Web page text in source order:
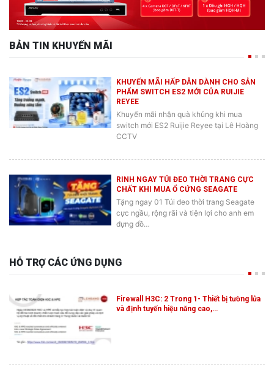
BẢN TIN KHUYẾN MÃI
KHUYẾN MÃI HẤP DẪN DÀNH CHO SẢN
PHẨM SWITCH ES2 MỚI CỦA RUIJIE
REYEE
Khuyến mãi nhận quà khủng khi mua
switch mới ES2 Ruijie Reyee tại Lê Hoàng
CCTV
RINH NGAY TÚI ĐEO THỜI TRANG CỰC
CHẤT KHI MUA Ổ CỨNG SEAGATE
Tặng ngay 01 Túi đeo thời trang Seagate
cực ngầu, rộng rãi và tiện lợi cho anh em
đựng đồ…
HỖ TRỢ CÁC ỨNG DỤNG
Firewall H3C: 2 Trong 1- Thiết bị tường lửa
và định tuyến hiệu năng cao,…